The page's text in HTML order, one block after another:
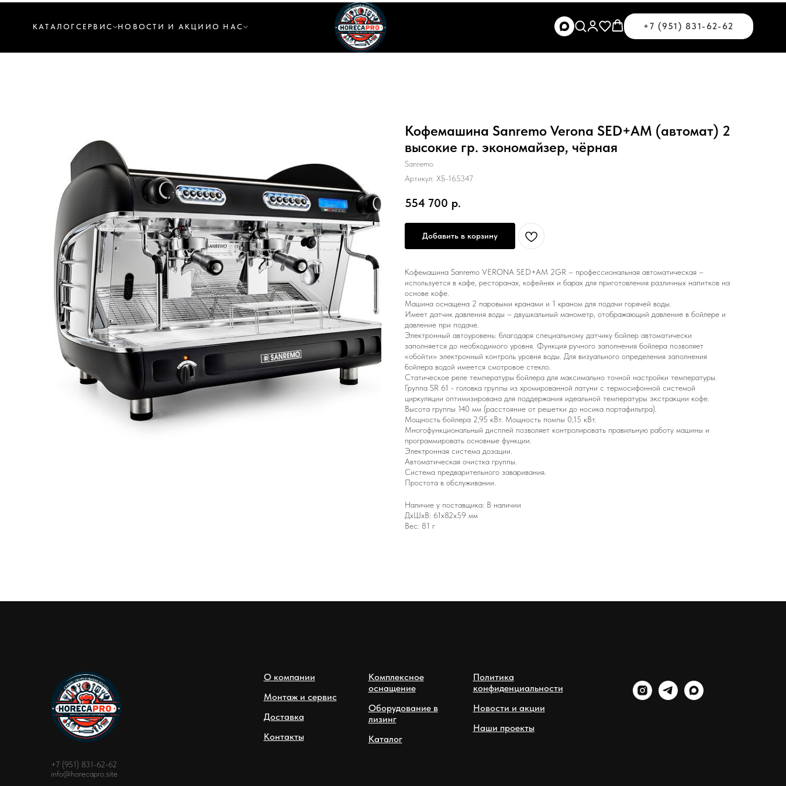
КАТАЛОГСЕРВИС НОВОСТИ И АКЦИИ О НАС +7 (951) 831-62-62
Кофемашина Sanremo Verona SED+AM (автомат) 2
высокие гр. экономайзер, чёрная
Sanremo
Артикул: ХБ-165347
554 700 р.
Добавить в корзину
Кофемашина Sanremo VERONA SED+AM 2GR – профессиональная автоматическая –
используется в кафе, ресторанах, кофейнях и барах для приготовления различных напитков на
основе кофе.
Машина оснащена 2 паровыми кранами и 1 краном для подачи горячей воды.
Имеет датчик давления воды – двушкальный манометр, отображающий давление в бойлере и
давление при подаче.
Электронный автоуровень: благодаря специальному датчику бойлер автоматически
заполняется до необходимого уровня. Функция ручного заполнения бойлера позволяет
«обойти» электронный контроль уровня воды. Для визуального определения заполнения
бойлера водой имеется смотровое стекло.
Статическое реле температуры бойлера для максимально точной настройки температуры.
Группа SR 61 - головка группы из хромированной латуни с термосифонной системой
циркуляции оптимизирована для поддержания идеальной температуры экстракции кофе.
Высота группы 140 мм (расстояние от решетки до носика портафильтра).
Мощность бойлера 2,95 кВт. Мощность помпы 0,15 кВт.
Многофункциональный дисплей позволяет контролировать правильную работу машины и
программировать основные функции.
Электронная система дозации.
Автоматическая очистка группы.
Система предварительного заваривания.
Простота в обслуживании.
Наличие у поставщика: В наличии
ДxШxВ: 61x82x59 мм
Вес: 81 г
+7 (951) 831-62-62
info@horecapro.site
О компании
Монтаж и сервис
Доставка
Контакты
Комплексное
оснащение
Оборудование в
лизинг
Каталог
Политика
конфиденциальности
Новости и акции
Наши проекты